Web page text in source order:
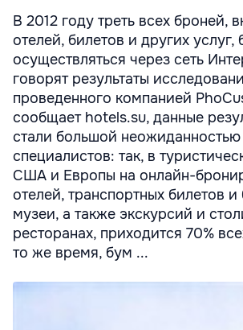
В 2012 году треть всех броней,
отелей, билетов и других услуг,
осуществляться через сеть
говорят результаты
проведенного компанией
сообщает hotels.su, данные
стали большой неожиданностью
специалистов: так, в
США и Европы на онлайн-
отелей, транспортных билетов и
музеи, а также экскурсий и
ресторанах, приходится 70%
то же время, бум ...